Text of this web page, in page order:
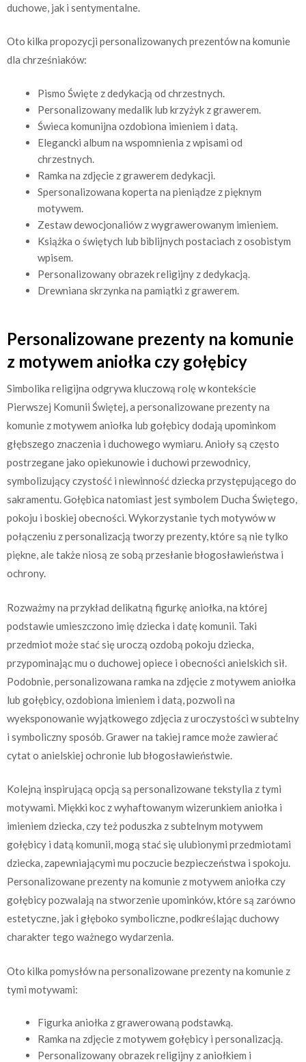
duchowe, jak i sentymentalne.
Oto kilka propozycji personalizowanych prezentów na komunie
dla chrześniaków:
Pismo Święte z dedykacją od chrzestnych.
Personalizowany medalik lub krzyżyk z grawerem.
Świeca komunijna ozdobiona imieniem i datą.
Elegancki album na wspomnienia z wpisami od
chrzestnych.
Ramka na zdjęcie z grawerem dedykacji.
Spersonalizowana koperta na pieniądze z pięknym
motywem.
Zestaw dewocjonaliów z wygrawerowanym imieniem.
Książka o świętych lub biblijnych postaciach z osobistym
wpisem.
Personalizowany obrazek religijny z dedykacją.
Drewniana skrzynka na pamiątki z grawerem.
Personalizowane prezenty na komunie
z motywem aniołka czy gołębicy
Simbolika religijna odgrywa kluczową rolę w kontekście
Pierwszej Komunii Świętej, a personalizowane prezenty na
komunie z motywem aniołka lub gołębicy dodają upominkom
głębszego znaczenia i duchowego wymiaru. Anioły są często
postrzegane jako opiekunowie i duchowi przewodnicy,
symbolizujący czystość i niewinność dziecka przystępującego do
sakramentu. Gołębica natomiast jest symbolem Ducha Świętego,
pokoju i boskiej obecności. Wykorzystanie tych motywów w
połączeniu z personalizacją tworzy prezenty, które są nie tylko
piękne, ale także niosą ze sobą przesłanie błogosławieństwa i
ochrony.
Rozważmy na przykład delikatną figurkę aniołka, na której
podstawie umieszczono imię dziecka i datę komunii. Taki
przedmiot może stać się uroczą ozdobą pokoju dziecka,
przypominając mu o duchowej opiece i obecności anielskich sił.
Podobnie, personalizowana ramka na zdjęcie z motywem aniołka
lub gołębicy, ozdobiona imieniem i datą, pozwoli na
wyeksponowanie wyjątkowego zdjęcia z uroczystości w subtelny
i symboliczny sposób. Grawer na takiej ramce może zawierać
cytat o anielskiej ochronie lub błogosławieństwie.
Kolejną inspirującą opcją są personalizowane tekstylia z tymi
motywami. Miękki koc z wyhaftowanym wizerunkiem aniołka i
imieniem dziecka, czy też poduszka z subtelnym motywem
gołębicy i datą komunii, mogą stać się ulubionymi przedmiotami
dziecka, zapewniającymi mu poczucie bezpieczeństwa i spokoju.
Personalizowane prezenty na komunie z motywem aniołka czy
gołębicy pozwalają na stworzenie upominków, które są zarówno
estetyczne, jak i głęboko symboliczne, podkreślając duchowy
charakter tego ważnego wydarzenia.
Oto kilka pomysłów na personalizowane prezenty na komunie z
tymi motywami:
Figurka aniołka z grawerowaną podstawką.
Ramka na zdjęcie z motywem gołębicy i personalizacją.
Personalizowany obrazek religijny z aniołkiem i